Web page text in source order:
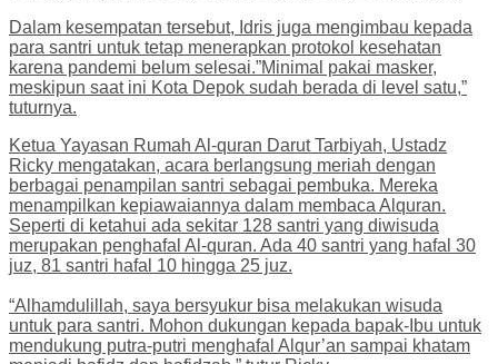
Dalam kesempatan tersebut, Idris juga mengimbau kepada
para santri untuk tetap menerapkan protokol kesehatan
karena pandemi belum selesai.”Minimal pakai masker,
meskipun saat ini Kota Depok sudah berada di level satu,”
tuturnya.
Ketua Yayasan Rumah Al-quran Darut Tarbiyah, Ustadz
Ricky mengatakan, acara berlangsung meriah dengan
berbagai penampilan santri sebagai pembuka. Mereka
menampilkan kepiawaiannya dalam membaca Alquran.
Seperti di ketahui ada sekitar 128 santri yang diwisuda
merupakan penghafal Al-quran. Ada 40 santri yang hafal 30
juz, 81 santri hafal 10 hingga 25 juz.
“Alhamdulillah, saya bersyukur bisa melakukan wisuda
untuk para santri. Mohon dukungan kepada bapak-Ibu untuk
mendukung putra-putri menghafal Alqur’an sampai khatam